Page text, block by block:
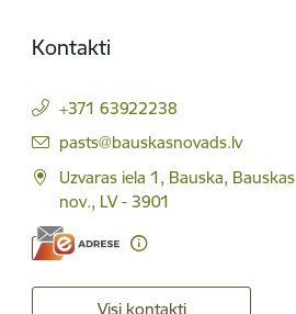
Kontakti
+371 63922238
E-pasts:
pasts@bauskasnovads.lv
Uzvaras iela 1, Bauska, Bauskas
nov., LV - 3901
Visi kontakti